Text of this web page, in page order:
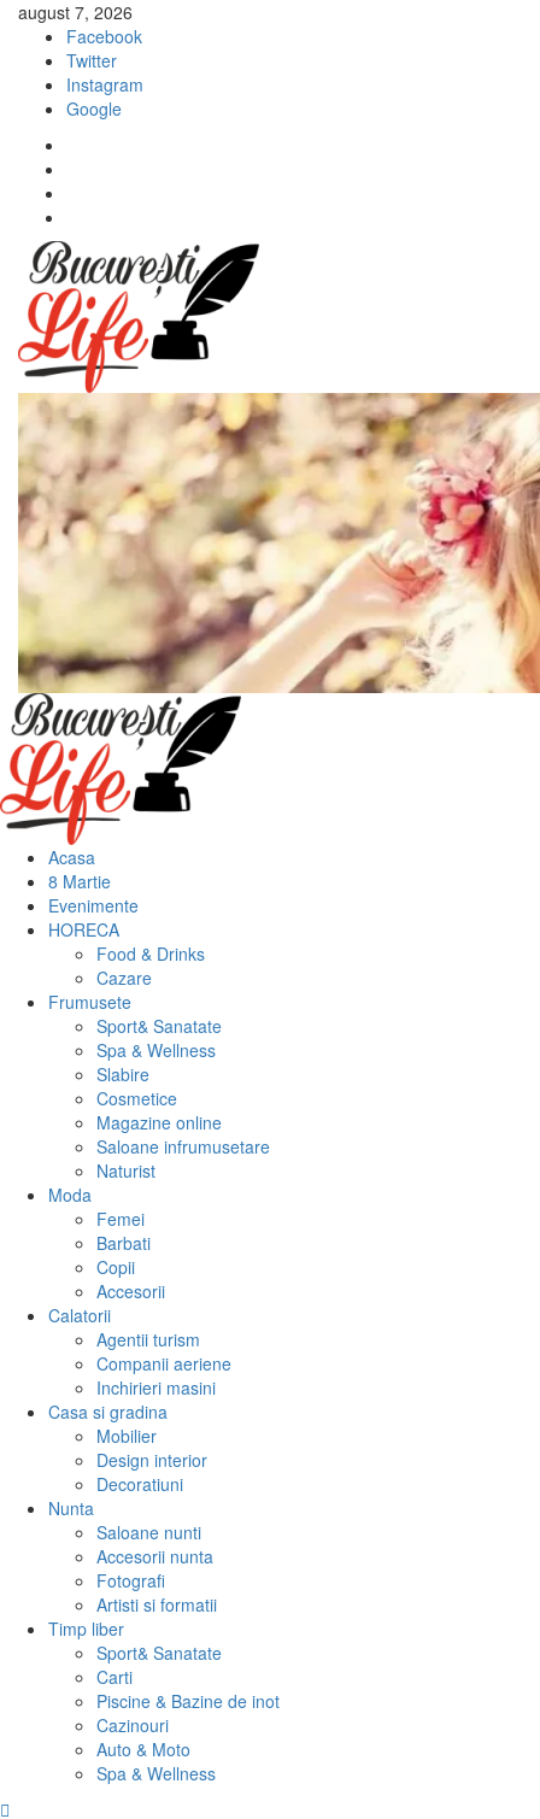
Sari
conținut
august 7, 2026
Facebook
Twitter
Instagram
Google
Meniu
principal
Acasa
8 Martie
Evenimente
HORECA
Food & Drinks
Cazare
Frumusete
Sport& Sanatate
Spa & Wellness
Slabire
Cosmetice
Magazine online
Saloane infrumusetare
Naturist
Moda
Femei
Barbati
Copii
Accesorii
Calatorii
Agentii turism
Companii aeriene
Inchirieri masini
Casa si gradina
Mobilier
Design interior
Decoratiuni
Nunta
Saloane nunti
Accesorii nunta
Fotografi
Artisti si formatii
Timp liber
Sport& Sanatate
Carti
Piscine & Bazine de inot
Cazinouri
Auto & Moto
Spa & Wellness